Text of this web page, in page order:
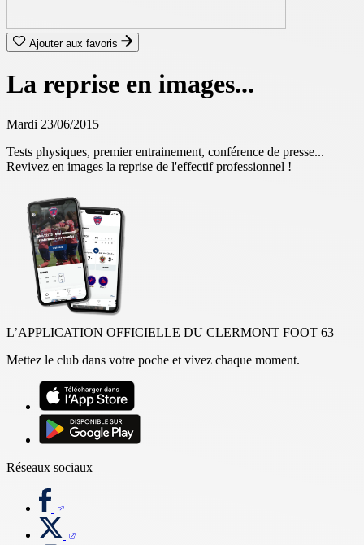
Ajouter aux favoris
La reprise en images...
Mardi 23/06/2015
Tests physiques, premier entrainement, conférence de presse...
Revivez en images la reprise de l'effectif professionnel !
L’APPLICATION OFFICIELLE DU CLERMONT FOOT 63
Mettez le club dans votre poche et vivez chaque moment.
Réseaux sociaux